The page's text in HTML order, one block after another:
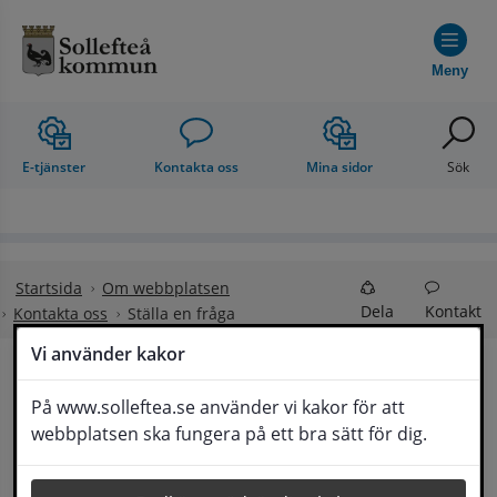
Vi använder kakor
På www.solleftea.se använder vi kakor för att
webbplatsen ska fungera på ett bra sätt för dig.
Meny
E-tjänster Kontakta oss Mina sidor Sök
Startsida
Om webbplatsen
Kontakta oss
Ställa en fråga Dela Kontakt
Ställa en fråga
Om din fråga är omfattande kan det bli aktuellt